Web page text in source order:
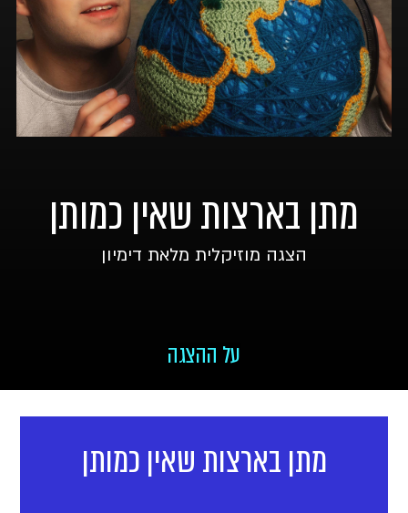
מתן בארצות שאין כמותן
הצגה מוזיקלית מלאת דימיון
על ההצגה
מתן בארצות שאין כמותן